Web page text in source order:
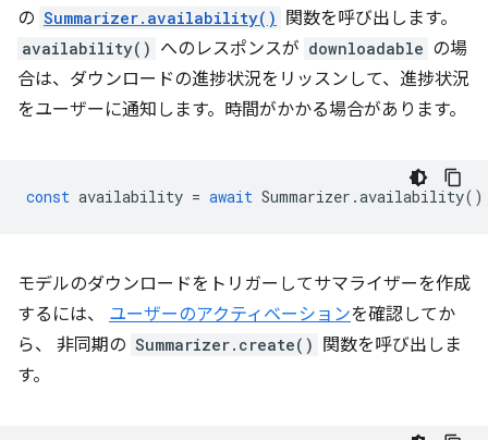
の Summarizer.availability() 関数を呼び出します。
availability() へのレスポンスが downloadable の場
合は、ダウンロードの進捗状況をリッスンして、進捗状況
をユーザーに通知します。時間がかかる場合があります。
const availability = await Summarizer .availability
モデルのダウンロードをトリガーしてサマライザーを作成
するには、 ユーザーのアクティベーションを確認してか
ら、 非同期の Summarizer.create()
関数を呼び出しま
す。